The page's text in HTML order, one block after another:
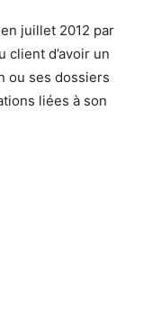
juillet 2012 par
client d’avoir un
ou ses dossiers
liées à son